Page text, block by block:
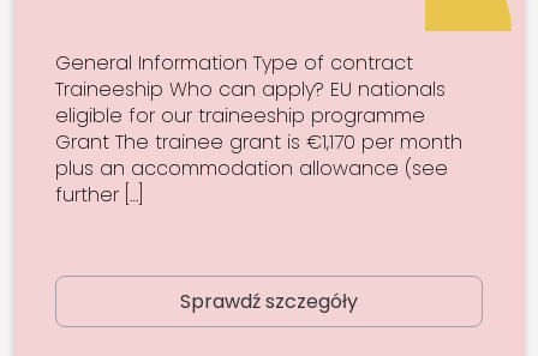
General Information Type of contract
Traineeship Who can apply? EU nationals
eligible for our traineeship programme
Grant The trainee grant is €1,170 per month
plus an accommodation allowance (see
further […]
Sprawdź szczegóły